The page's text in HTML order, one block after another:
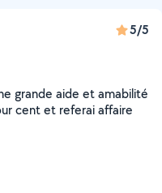
5/5
grande aide et amabilité
cent et referai affaire